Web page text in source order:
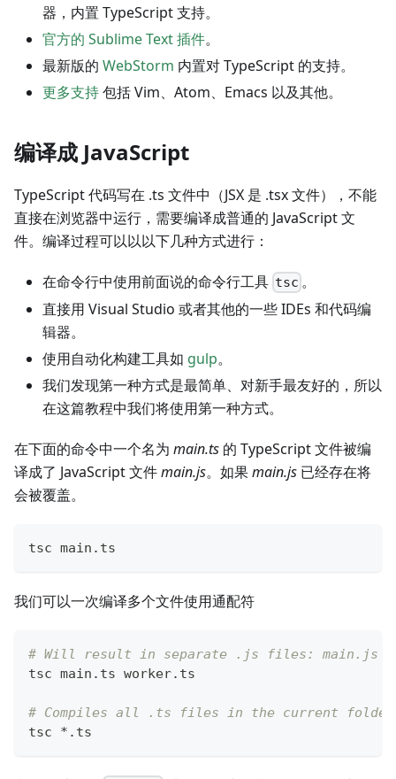
器，内置 TypeScript 支持。
官方的 Sublime Text 插件。
最新版的 WebStorm 内置对 TypeScript 的支持。
更多支持包括 Vim、Atom、Emacs 以及其他。
编译成 JavaScript
TypeScript 代码写在 .ts 文件中（JSX 是 .tsx 文件），不能
直接在浏览器中运行，需要编译成普通的 JavaScript 文
件。编译过程可以以以下几种方式进行：
在命令行中使用前面说的命令行工具 tsc 。
直接用 Visual Studio 或者其他的一些 IDEs 和代码编
辑器。
使用自动化构建工具如 gulp。
我们发现第一种方式是最简单、对新手最友好的，所以
在这篇教程中我们将使用第一种方式。
在下面的命令中一个名为 main.ts 的 TypeScript 文件被编
译成了 JavaScript 文件main.js。如果main.js 已经存在将
会被覆盖。
tsc main.ts
我们可以一次编译多个文件使用通配符
# Will result in separate .js files: main.js
tsc main.ts worker.ts
# Compiles all .ts files in the current folder.
tsc *.ts